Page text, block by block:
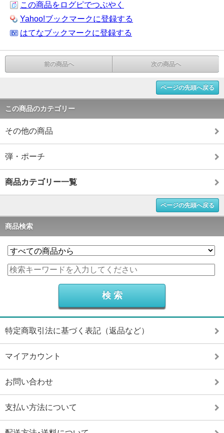
この商品をログピでつぶやく
Yahoo!ブックマークに登録する
はてなブックマークに登録する
前の商品へ 次の商品へ
ページの先頭へ戻る
この商品のカテゴリー
その他の商品
弾・ポーチ
商品カテゴリー一覧
ページの先頭へ戻る
商品検索
特定商取引法に基づく表記（返品など）
マイアカウント
お問い合わせ
支払い方法について